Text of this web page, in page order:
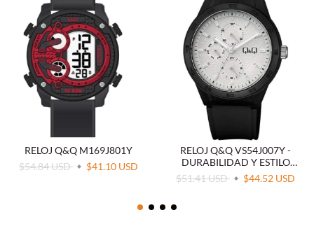
RELOJ Q&Q M169J801Y
$54.84 USD
$41.10 USD
RELOJ Q&Q VS54J007Y -
DURABILIDAD Y ESTILO
DEPORTIVO
$51.41 USD $44.52 USD